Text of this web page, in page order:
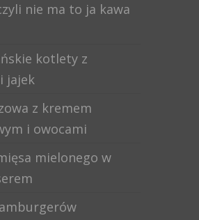
nie ma to ja kawa
kotlety z
jajek
z kremem
i owocami
mielonego w